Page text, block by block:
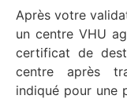
Après votre
un centre VHU
certificat de
centre après
indiqué pour une